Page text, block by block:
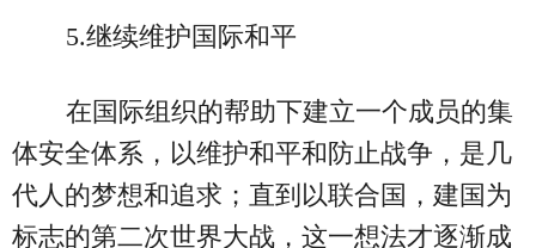
5.继续维护国际和平
在国际组织的帮助下建立一个成员的集
体安全体系，以维护和平和防止战争，是几
代人的梦想和追求；直到以联合国，建国为
标志的第二次世界大战，这一想法才逐渐成